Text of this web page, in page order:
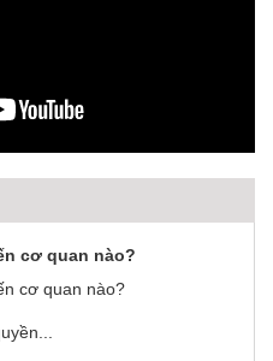
cơ quan nào?